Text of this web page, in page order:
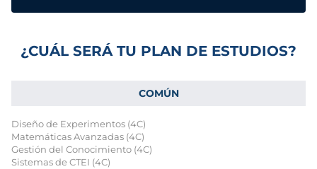
¿CUÁL SERÁ TU PLAN DE ESTUDIOS?
COMÚN
Diseño de Experimentos (4C)
Matemáticas Avanzadas (4C)
Gestión del Conocimiento (4C)
Sistemas de CTEI (4C)